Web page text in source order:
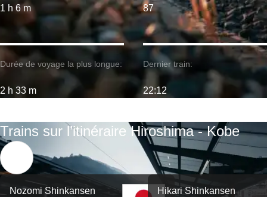
1 h 6 m
Durée de voyage la plus longue:
2 h 33 m
87
Dernier train:
22:12
Trains sur l’itinéraire Hiroshima - Kobe
Nozomi Shinkansen Hikari Shinkansen